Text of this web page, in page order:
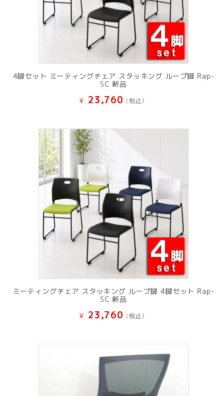
4脚セット ミーティングチェア スタッキング ループ脚 Rap-
SC 新品
¥ 23,760 (税込）
ミーティングチェア スタッキング ループ脚 4脚セット Rap-
SC 新品
¥ 23,760 (税込）